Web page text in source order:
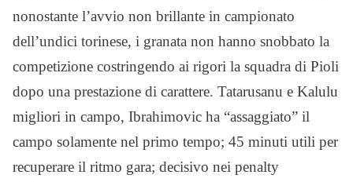
nonostante l’avvio non brillante in campionato
dell’undici torinese, i granata non hanno snobbato la
competizione costringendo ai rigori la squadra di Pioli
dopo una prestazione di carattere. Tatarusanu e Kalulu
migliori in campo, Ibrahimovic ha “assaggiato” il
campo solamente nel primo tempo; 45 minuti utili per
recuperare il ritmo gara; decisivo nei penalty